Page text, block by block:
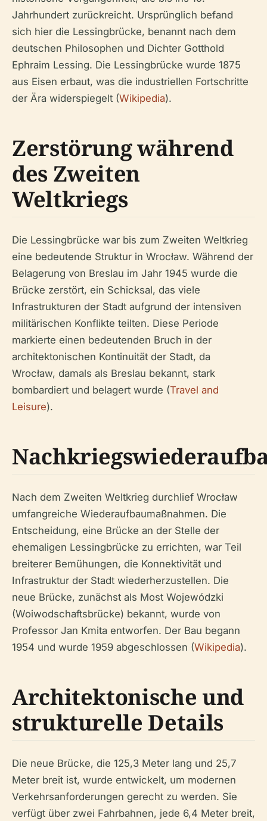
Jahrhundert zurückreicht. Ursprünglich befand
sich hier die Lessingbrücke, benannt nach dem
deutschen Philosophen und Dichter Gotthold
Ephraim Lessing. Die Lessingbrücke wurde 1875
aus Eisen erbaut, was die industriellen Fortschritte
der Ära widerspiegelt (Wikipedia).
Zerstörung während
des Zweiten
Weltkriegs
Die Lessingbrücke war bis zum Zweiten Weltkrieg
eine bedeutende Struktur in Wrocław. Während der
Belagerung von Breslau im Jahr 1945 wurde die
Brücke zerstört, ein Schicksal, das viele
Infrastrukturen der Stadt aufgrund der intensiven
militärischen Konflikte teilten. Diese Periode
markierte einen bedeutenden Bruch in der
architektonischen Kontinuität der Stadt, da
Wrocław, damals als Breslau bekannt, stark
bombardiert und belagert wurde (Travel and
Leisure).
Nach dem Zweiten Weltkrieg durchlief Wrocław
umfangreiche Wiederaufbaumaßnahmen. Die
Entscheidung, eine Brücke an der Stelle der
ehemaligen Lessingbrücke zu errichten, war Teil
breiterer Bemühungen, die Konnektivität und
Infrastruktur der Stadt wiederherzustellen. Die
neue Brücke, zunächst als Most Wojewódzki
(Woiwodschaftsbrücke) bekannt, wurde von
Professor Jan Kmita entworfen. Der Bau begann
1954 und wurde 1959 abgeschlossen (Wikipedia).
Architektonische und
strukturelle Details
Die neue Brücke, die 125,3 Meter lang und 25,7
Meter breit ist, wurde entwickelt, um modernen
Verkehrsanforderungen gerecht zu werden. Sie
verfügt über zwei Fahrbahnen, jede 6,4 Meter breit,